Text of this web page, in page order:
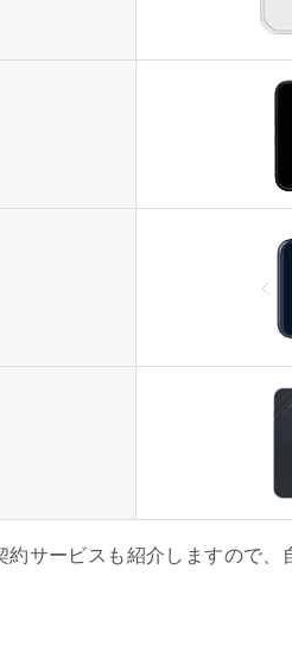
サービスも紹介しますので